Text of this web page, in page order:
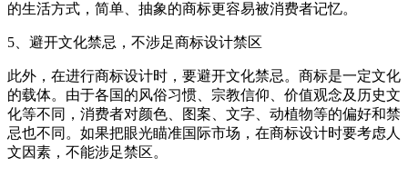
的生活方式，简单、抽象的商标更容易被消费者记忆。
5、避开文化禁忌，不涉足商标设计禁区
此外，在进行商标设计时，要避开文化禁忌。商标是一定文化
的载体。由于各国的风俗习惯、宗教信仰、价值观念及历史文
化等不同，消费者对颜色、图案、文字、动植物等的偏好和禁
忌也不同。如果把眼光瞄准国际市场，在商标设计时要考虑人
文因素，不能涉足禁区。